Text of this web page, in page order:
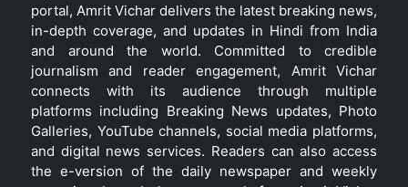
portal, Amrit Vichar delivers the latest breaking news,
in-depth coverage, and updates in Hindi from India
and around the world. Committed to credible
journalism and reader engagement, Amrit Vichar
connects with its audience through multiple
platforms including Breaking News updates, Photo
Galleries, YouTube channels, social media platforms,
and digital news services. Readers can also access
the e-version of the daily newspaper and weekly